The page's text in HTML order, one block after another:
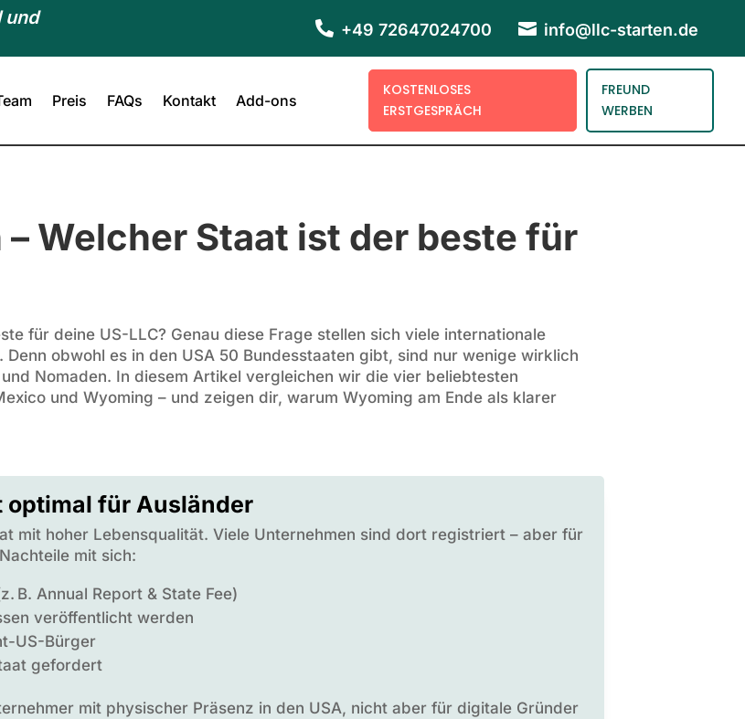
und
 +49 72647024700  info@llc-starten.de
Preis FAQs Kontakt Add-ons
KOSTENLOSES
ERSTGESPRÄCH
FREUND
WERBEN
Welcher Staat ist der beste für
für deine US-LLC? Genau diese Frage stellen sich viele internationale
obwohl es in den USA 50 Bundesstaaten gibt, sind nur wenige wirklich
Nomaden. In diesem Artikel vergleichen wir die vier beliebtesten
und Wyoming – und zeigen dir, warum Wyoming am Ende als klarer
optimal für Ausländer
mit hoher Lebensqualität. Viele Unternehmen sind dort registriert – aber für
mit sich:
B. Annual Report & State Fee)
veröffentlicht werden
US-Bürger
gefordert
mit physischer Präsenz in den USA, nicht aber für digitale Gründer